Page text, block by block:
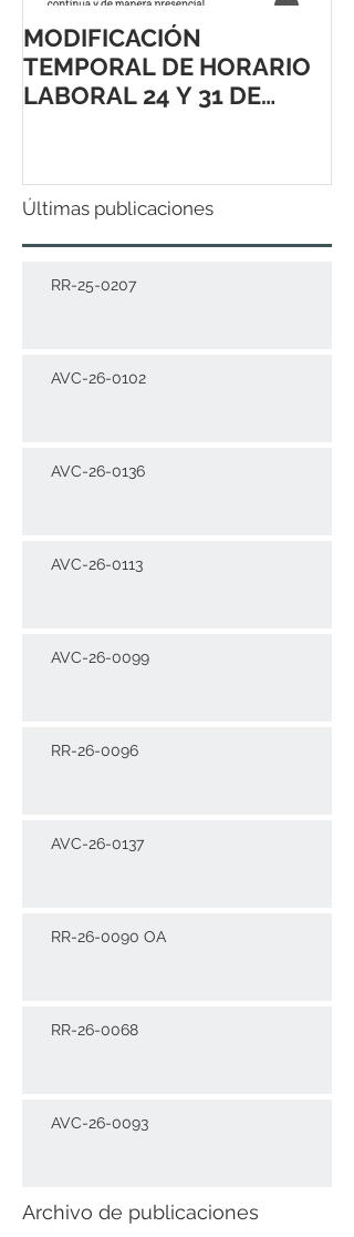
MODIFICACIÓN
TEMPORAL DE HORARIO
LABORAL 24 Y 31 DE
Últimas publicaciones
RR-25-0207
AVC-26-0102
AVC-26-0136
AVC-26-0113
AVC-26-0099
RR-26-0096
AVC-26-0137
RR-26-0090 OA
RR-26-0068
AVC-26-0093
Archivo de publicaciones